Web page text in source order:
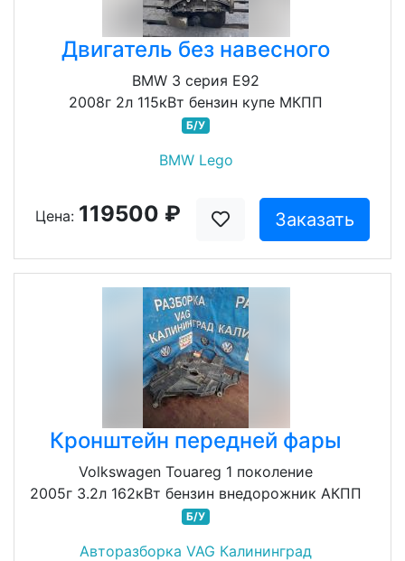
Двигатель без навесного
BMW 3 серия E92
2008г 2л 115кВт бензин купе МКПП
Б/У
BMW Lego
Цена: 119500 ₽ Заказать
Кронштейн передней фары
Volkswagen Touareg 1 поколение
2005г 3.2л 162кВт бензин внедорожник АКПП
Б/У
Авторазборка VAG Калининград